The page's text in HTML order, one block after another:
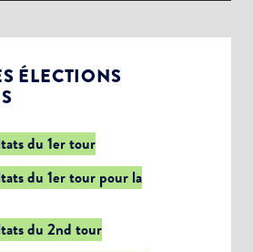
ÉLECTIONS
du 1er tour
du 1er tour pour la
du 2nd tour